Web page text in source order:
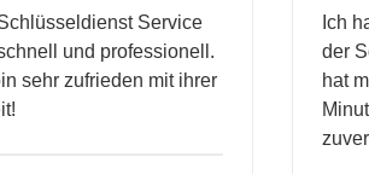
Service
und professionell.
sehr zufrieden mit ihrer
Ich
der
hat